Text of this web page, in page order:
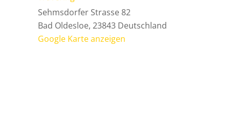
Sehmsdorfer Strasse 82
Bad Oldesloe, 23843 Deutschland
Google Karte anzeigen